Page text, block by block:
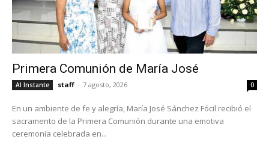
Primera Comunión de María José
Al Instante staff - 7 agosto, 2026 0
En un ambiente de fe y alegría, María José Sánchez Fócil recibió el
sacramento de la Primera Comunión durante una emotiva
ceremonia celebrada en...